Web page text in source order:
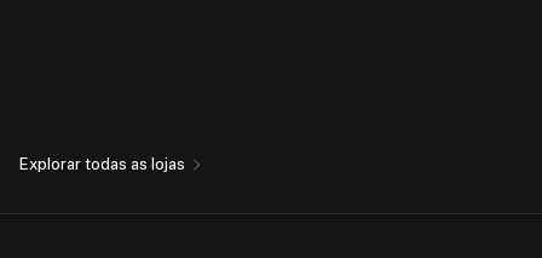
Explorar todas as lojas